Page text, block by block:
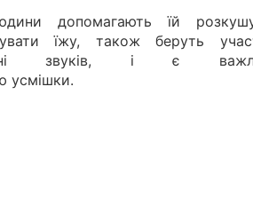
допомагають їй
їжу, також беруть
звуків, і є
усмішки.